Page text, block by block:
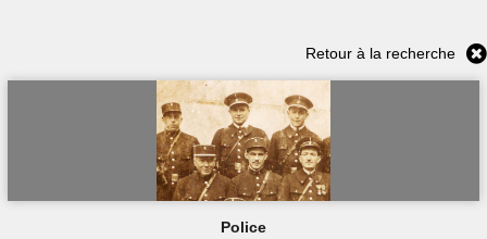
Retour à la recherche
Police